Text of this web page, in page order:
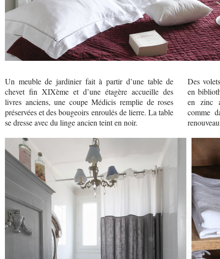
Un meuble de jardinier fait à partir d’une table de
chevet fin XIXème et d’une étagère accueille des
livres anciens, une coupe Médicis remplie de roses
préservées et des bougeoirs enroulés de lierre. La table
se dresse avec du linge ancien teint en noir.
Des
en
en zinc
comme